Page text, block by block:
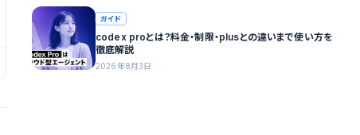
ガイド
codex proとは？料金・制限・plusとの違いまで使い方を
徹底解説
2026年8月3日